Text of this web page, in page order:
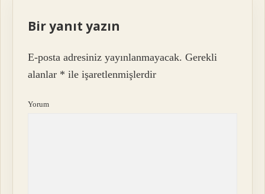
Bir yanıt yazın
E-posta adresiniz yayınlanmayacak. Gerekli
alanlar * ile işaretlenmişlerdir
Yorum